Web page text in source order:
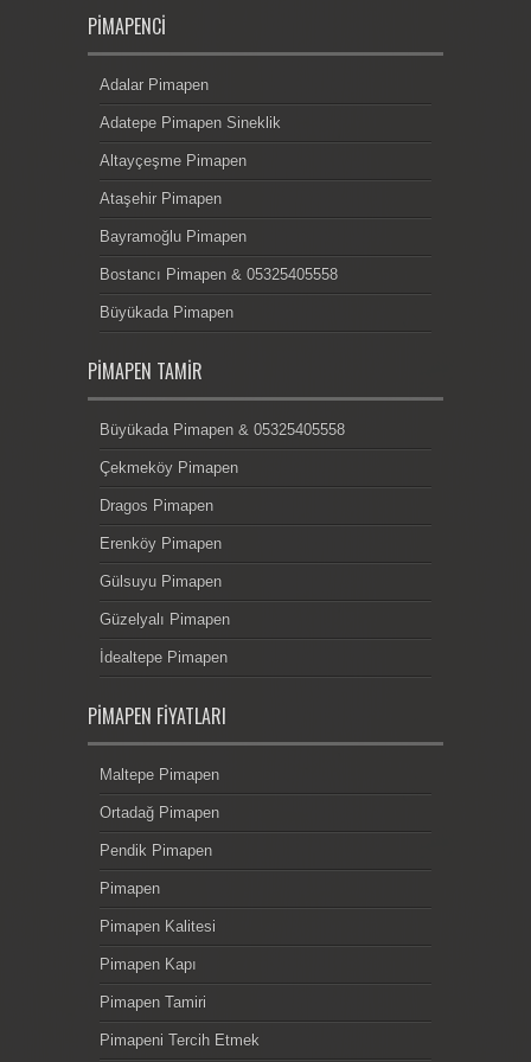
PIMAPENCI
Adalar Pimapen
Adatepe Pimapen Sineklik
Altayçeşme Pimapen
Ataşehir Pimapen
Bayramoğlu Pimapen
Bostancı Pimapen & 05325405558
Büyükada Pimapen
PIMAPEN TAMIR
Büyükada Pimapen & 05325405558
Çekmeköy Pimapen
Dragos Pimapen
Erenköy Pimapen
Gülsuyu Pimapen
Güzelyalı Pimapen
İdealtepe Pimapen
PIMAPEN FIYATLARI
Maltepe Pimapen
Ortadağ Pimapen
Pendik Pimapen
Pimapen
Pimapen Kalitesi
Pimapen Kapı
Pimapen Tamiri
Pimapeni Tercih Etmek